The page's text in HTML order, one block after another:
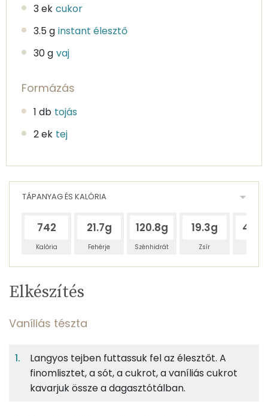
3 ek cukor
3.5 g instant élesztő
30 g vaj
Formázás
1 db tojás
2 ek tej
TÁPANYAG ÉS KALÓRIA
742
Kalória
21.7g
Fehérje
120.8g
Szénhidrát
19.3g
Zsír
Egy
adagban
11%
Vaníliás tészta
TÁPANYAGTARTALOM
11%
Fehérje
58%
Szénhidrát
9%
Zsír
22%
Elkészítés
Vaníliás tészta
Langyos tejben futtassuk fel az élesztőt. A
finomlisztet, a sót, a cukrot, a vaníliás cukrot
kavarjuk össze a dagasztótálban.